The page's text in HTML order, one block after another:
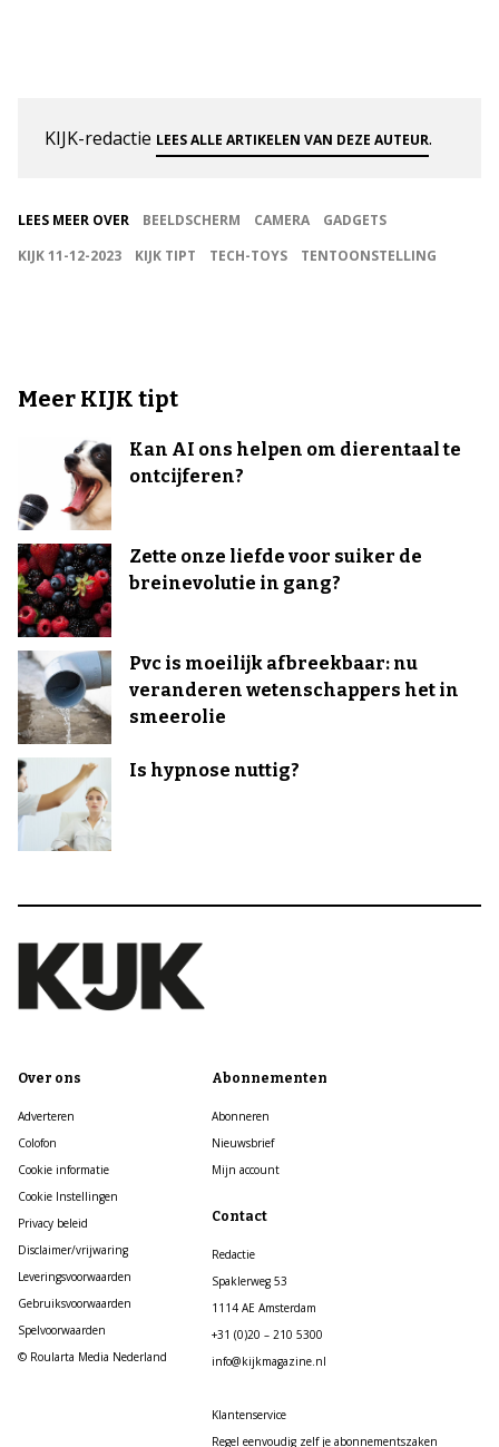
KIJK-redactie LEES ALLE ARTIKELEN VAN DEZE AUTEUR.
LEES MEER OVER BEELDSCHERM CAMERA
GADGETS
KIJK 11-12-2023
KIJK TIPT TECH-TOYS TENTOONSTELLING
Meer KIJK tipt
Kan AI ons helpen om dierentaal te
ontcijferen?
Zette onze liefde voor suiker de
breinevolutie in gang?
Pvc is moeilijk afbreekbaar: nu
veranderen wetenschappers het in
smeerolie
Is hypnose nuttig?
Over ons
Adverteren
Colofon
Cookie informatie
Cookie Instellingen
Privacy beleid
Disclaimer/vrijwaring
Leveringsvoorwaarden
Gebruiksvoorwaarden
Spelvoorwaarden
© Roularta Media Nederland
Abonnementen
Abonneren
Nieuwsbrief
Mijn account
Contact
Redactie
Spaklerweg 53
1114 AE Amsterdam
+31 (0)20 – 210 5300
info@kijkmagazine.nl
Klantenservice
Regel eenvoudig zelf je abonnementszaken